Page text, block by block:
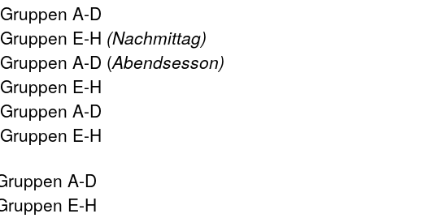
A-D
E-H (Nachmittag)
A-D (Abendsesson)
E-H
A-D
E-H
A-D
E-H